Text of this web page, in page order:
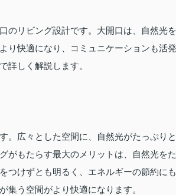
のリビング設計です。大開口は、自然光を
り快適になり、コミュニケーションも活発
詳しく解説します。
。広々とした空間に、自然光がたっぷりと
がもたらす最大のメリットは、自然光をた
つけずとも明るく、エネルギーの節約にも
集う空間がより快適になります。